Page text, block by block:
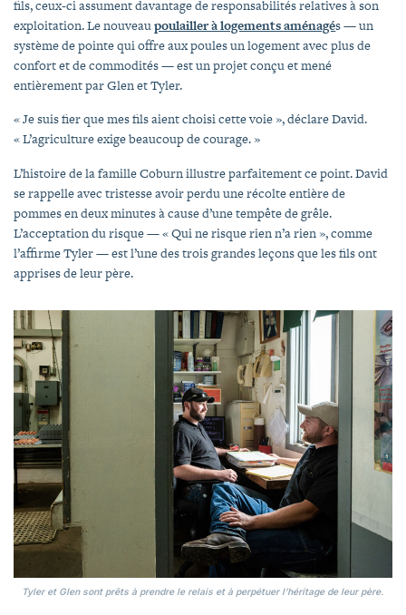
fils, ceux-ci assument davantage de responsabilités relatives à son
exploitation. Le nouveaupoulailler à logements aménagés — un
système de pointe qui offre aux poules un logement avec plus de
confort et de commodités — est un projet conçu et mené
entièrement par Glen et Tyler.
« Je suis fier que mes fils aient choisi cette voie », déclare David.
« L’agriculture exige beaucoup de courage. »
L’histoire de la famille Coburn illustre parfaitement ce point. David
se rappelle avec tristesse avoir perdu une récolte entière de
pommes en deux minutes à cause d’une tempête de grêle.
L’acceptation du risque — « Qui ne risque rien n’a rien », comme
l’affirme Tyler — est l’une des trois grandes leçons que les fils ont
apprises de leur père.
Tyler et Glen sont prêts à prendre le relais et à perpétuer l’héritage de leur père.